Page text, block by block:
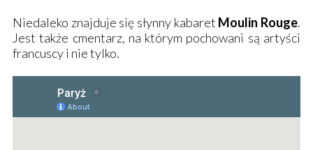
Niedaleko znajduje się słynny kabaret Moulin Rouge.
Jest także cmentarz, na którym pochowani są artyści
francuscy i nie tylko.